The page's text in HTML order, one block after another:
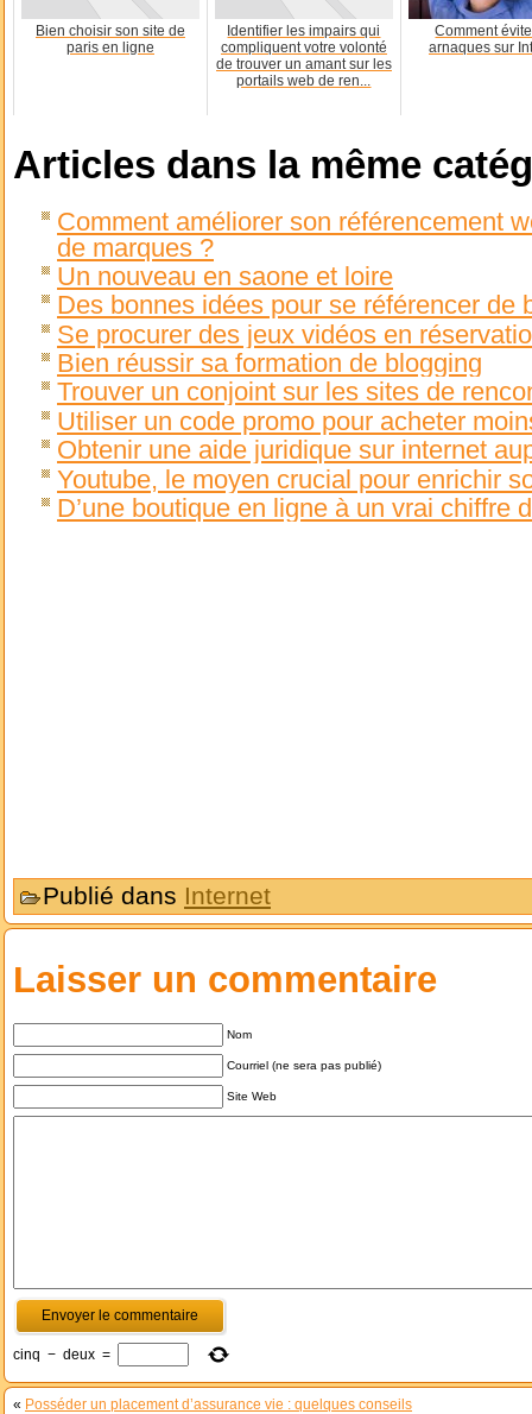
Bien choisir son site de
paris en ligne
Identifier les impairs qui
compliquent votre volonté
de trouver un amant sur les
portails web de ren...
Comment
arnaques sur
Articles dans la même
Comment améliorer son référencement
de marques ?
Un nouveau en saone et loire
Des bonnes idées pour se référencer de
Se procurer des jeux vidéos en
Bien réussir sa formation de blogging
Trouver un conjoint sur les sites de
Utiliser un code promo pour acheter
Obtenir une aide juridique sur internet
Youtube, le moyen crucial pour enrichir
D’une boutique en ligne à un vrai chiffre
Publié dans Internet
Laisser un commentaire
Nom
Courriel (ne sera pas publié)
Site Web
cinq − deux =
« Posséder un placement d’assurance vie : quelques conseils